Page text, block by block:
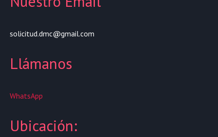
solicitud.dmc@gmail.com
Llámanos
WhatsApp
Ubicación: